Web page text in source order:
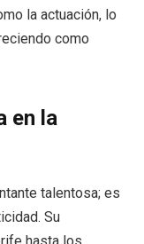
la actuación, lo
como
en la
talentosa; es
Su